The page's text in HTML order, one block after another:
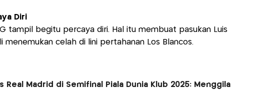
Diri
tampil begitu percaya diri. Hal itu membuat pasukan Luis
menemukan celah di lini pertahanan Los Blancos.
Real Madrid di Semifinal Piala Dunia Klub 2025: Menggila